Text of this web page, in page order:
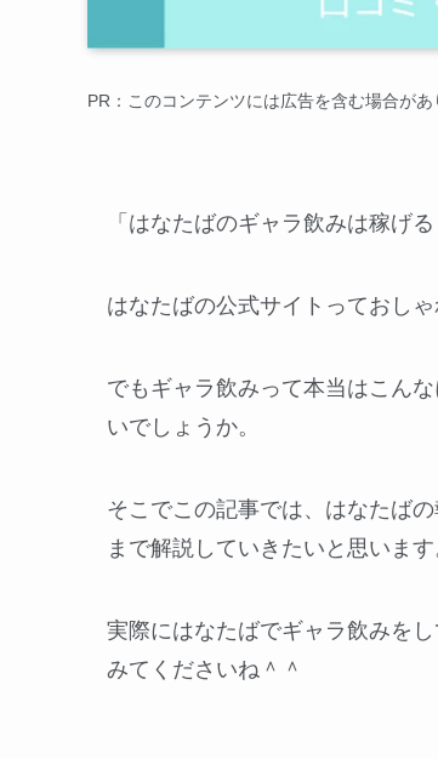
PR：このコンテンツには広告を含む場合があ
「はなたばのギャラ飲みは稼げ
はなたばの公式サイトっておし
でもギャラ飲みって本当はこん
いでしょうか。
そこでこの記事では、はなたば
まで解説していきたいと思います
実際にはなたばでギャラ飲みを
みてくださいね＾＾